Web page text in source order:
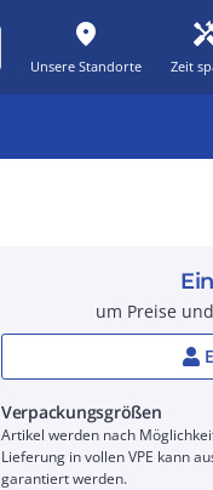
place
Unsere Standorte Zeit
um Preise
Verpackungsgrößen
Artikel werden nach
Lieferung in vollen VPE kann
garantiert werden.